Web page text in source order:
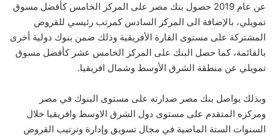
عن عام 2019 حصول بنك مصر على المركز الخامس كأفضل مسوق
تمويلي، بالإضافة الى المركز السادس كمرتب رئيسي للقروض
المشتركة على مستوى القارة الأفريقية وذلك ضمن بنوك دولية أخرى
بالقائمة، كما حصل البنك على المركز الخامس عشر كأفضل مسوق
تمويلي عن منطقة الشرق الأوسط وشمال افريقيا.
وبذلك يواصل بنك مصر صدارته على مستوى البنوك في مصر
ومركزه المتقدم على مستوى دول الشرق الاوسط وافريقيا خلال
السنوات الستة الماضية في مجال تسويق وإدارة وترتيب القروض